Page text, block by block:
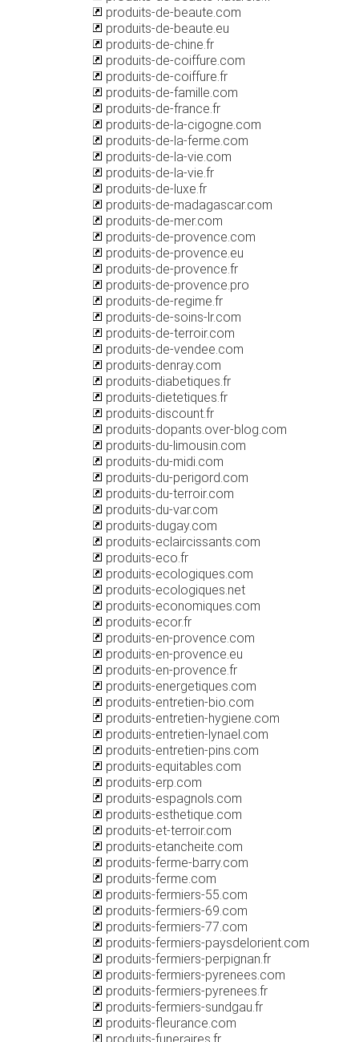
produits-de-beaute.com
produits-de-beaute.eu
produits-de-chine.fr
produits-de-coiffure.com
produits-de-coiffure.fr
produits-de-famille.com
produits-de-france.fr
produits-de-la-cigogne.com
produits-de-la-ferme.com
produits-de-la-vie.com
produits-de-la-vie.fr
produits-de-luxe.fr
produits-de-madagascar.com
produits-de-mer.com
produits-de-provence.com
produits-de-provence.eu
produits-de-provence.fr
produits-de-provence.pro
produits-de-regime.fr
produits-de-soins-lr.com
produits-de-terroir.com
produits-de-vendee.com
produits-denray.com
produits-diabetiques.fr
produits-dietetiques.fr
produits-discount.fr
produits-dopants.over-blog.com
produits-du-limousin.com
produits-du-midi.com
produits-du-perigord.com
produits-du-terroir.com
produits-du-var.com
produits-dugay.com
produits-eclaircissants.com
produits-eco.fr
produits-ecologiques.com
produits-ecologiques.net
produits-economiques.com
produits-ecor.fr
produits-en-provence.com
produits-en-provence.eu
produits-en-provence.fr
produits-energetiques.com
produits-entretien-bio.com
produits-entretien-hygiene.com
produits-entretien-lynael.com
produits-entretien-pins.com
produits-equitables.com
produits-erp.com
produits-espagnols.com
produits-esthetique.com
produits-et-terroir.com
produits-etancheite.com
produits-ferme-barry.com
produits-ferme.com
produits-fermiers-55.com
produits-fermiers-69.com
produits-fermiers-77.com
produits-fermiers-paysdelorient.com
produits-fermiers-perpignan.fr
produits-fermiers-pyrenees.com
produits-fermiers-pyrenees.fr
produits-fermiers-sundgau.fr
produits-fleurance.com